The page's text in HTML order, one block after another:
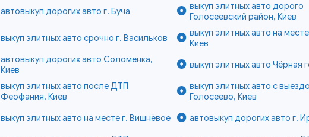
автовыкуп дорогих авто г. Буча
выкуп элитных авто дорого
Голосеевский район, Киев
выкуп элитных авто срочно г. Васильков
выкуп элитных авто на
Киев
автовыкуп дорогих авто Соломенка,
Киев
выкуп элитных авто Чёрная
выкуп элитных авто после ДТП
Феофания, Киев
выкуп элитных авто с
Голосеево, Киев
выкуп элитных авто на месте г. Вишнёвое
автовыкуп дорогих авто г.